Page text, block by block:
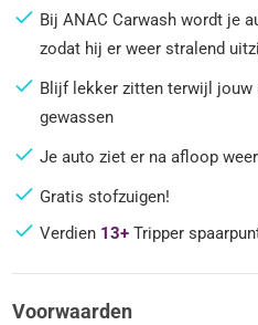
Bij ANAC Carwash wordt je
zodat hij er weer stralend
Blijf lekker zitten terwijl jouw
gewassen
Je auto ziet er na afloop
Gratis stofzuigen!
Verdien 13+ Tripper
Voorwaarden